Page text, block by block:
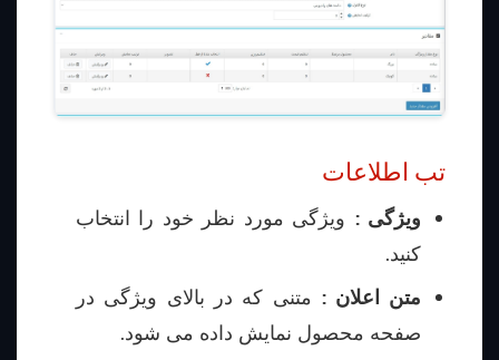
تب اطلاعات
ویژگی : ویژگی مورد نظر خود را انتخاب
کنید.
متن اعلان : متنی که در بالای ویژگی در
صفحه محصول نمایش داده می شود.